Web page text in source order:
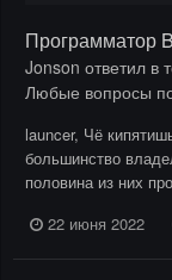
Программатор
Jonson ответил в
Любые вопросы
launcer, Чё
большинство
половина из них
22 июня 2022